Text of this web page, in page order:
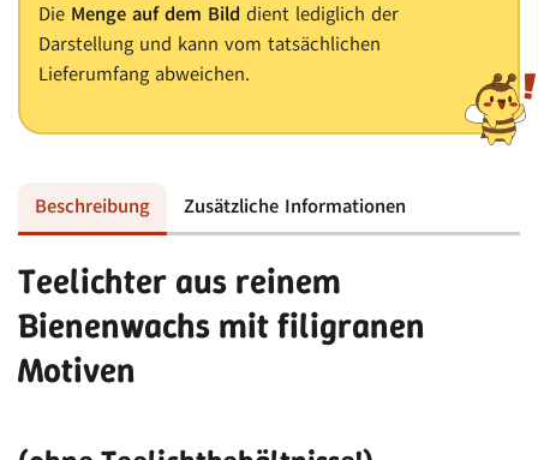
Die Menge auf dem Bild dient lediglich der
Darstellung und kann vom tatsächlichen
Lieferumfang abweichen.
Beschreibung Zusätzliche Informationen
Teelichter aus reinem
Bienenwachs mit filigranen
Motiven